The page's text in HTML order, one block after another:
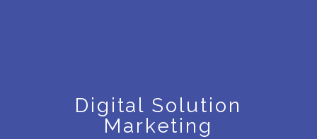
Digital Solution
Marketing